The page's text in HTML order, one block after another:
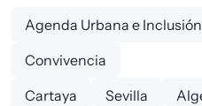
Agenda Urbana e
Convivencia
Cartaya
Sevilla